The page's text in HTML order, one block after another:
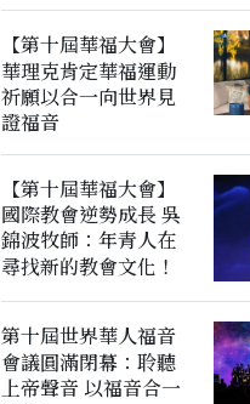
【第十屆華福大會】
華理克肯定華福運動
祈願以合一向世界見
證福音
【第十屆華福大會】
國際教會逆勢成長 吳
錦波牧師：年青人在
尋找新的教會文化！
第十屆世界華人福音
會議圓滿閉幕：聆聽
上帝聲音 以福音合一